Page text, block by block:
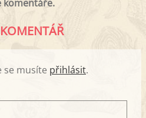
komentáře.
se musíte přihlásit.